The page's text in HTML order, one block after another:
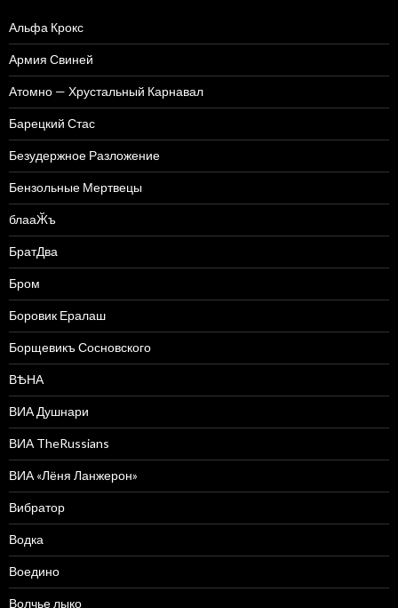
Альфа Крокс
Армия Свиней
Атомно — Хрустальный Карнавал
Барецкий Стас
Безудержное Разложение
Бензольные Мертвецы
блааӁъ
БратДва
Бром
Боровик Ералаш
Борщевикъ Сосновского
ВѢНА
ВИА Душнари
ВИА TheRussians
ВИА «Лёня Ланжерон»
Вибратор
Водка
Воедино
Волчье лыко